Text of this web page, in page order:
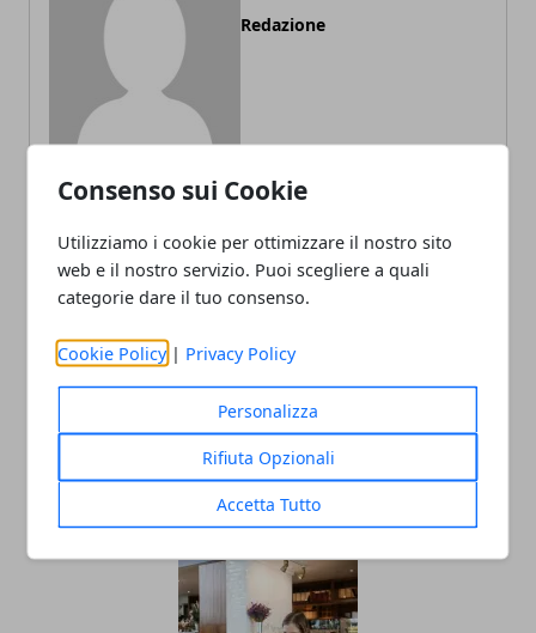
Consenso sui Cookie
Utilizziamo i cookie per ottimizzare il nostro sito
web e il nostro servizio. Puoi scegliere a quali
categorie dare il tuo consenso.
Cookie Policy | Privacy Policy
Personalizza
Rifiuta Opzionali
Accetta Tutto
Redazione
ARTICOLI CORRELATI
I migliori lavori da fare da casa nel 2025